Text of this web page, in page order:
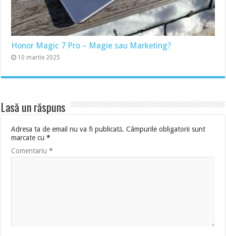
Honor Magic 7 Pro – Magie sau Marketing?
10 martie 2025
Lasă un răspuns
Adresa ta de email nu va fi publicată. Câmpurile obligatorii sunt
marcate cu*
Comentariu*